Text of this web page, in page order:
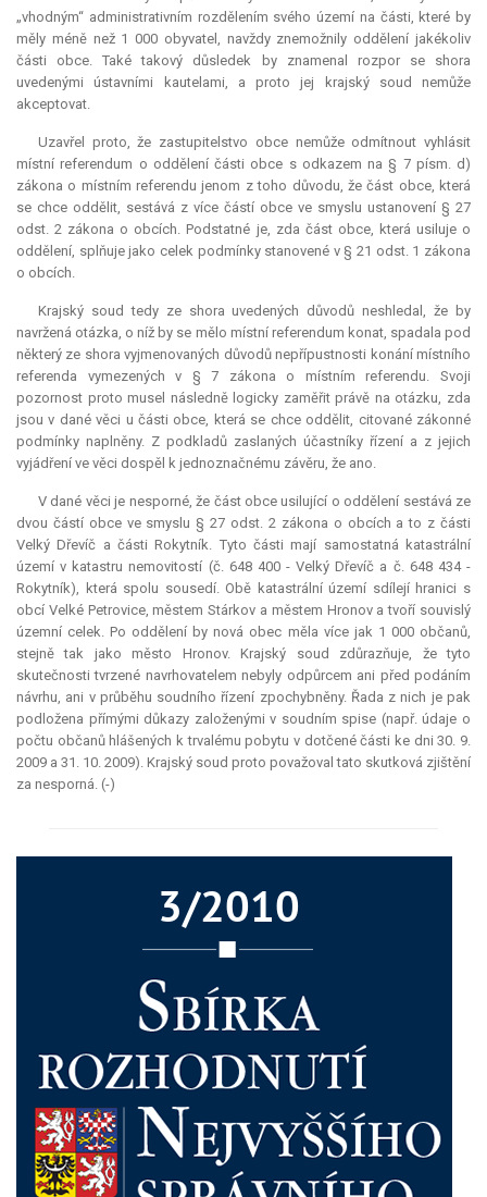
„vhodným“ administrativním rozdělením svého území na části, které by
měly méně než 1 000 obyvatel, navždy znemožnily oddělení jakékoliv
části obce. Také takový důsledek by znamenal rozpor se shora
uvedenými ústavními kautelami, a proto jej krajský soud nemůže
akceptovat.
Uzavřel proto, že zastupitelstvo obce nemůže odmítnout vyhlásit
místníreferendum o oddělení části obce s odkazem na § 7 písm. d)
zákona o místním referendu jenom z toho důvodu, že část obce, která
se chce oddělit, sestává z více částí obce ve smyslu ustanovení § 27
odst. 2 zákona o obcích. Podstatné je, zda část obce, která usiluje o
oddělení, splňuje jako celek podmínky stanovené v § 21 odst. 1 zákona
o obcích.
Krajský soud tedy ze shora uvedených důvodů neshledal, že by
navržená otázka, o níž by se mělo místní referendum konat, spadala pod
některý ze shora vyjmenovaných důvodů nepřípustnosti konání místního
referenda vymezených v § 7 zákona o místním referendu. Svoji
pozornost proto musel následně logicky zaměřit právě na otázku, zda
jsou v dané věci u části obce, která se chce oddělit, citované zákonné
podmínky naplněny. Z podkladů zaslaných účastníky řízení a z jejich
vyjádření ve věci dospěl k jednoznačnému závěru, že ano.
V dané věci je nesporné, že část obce usilující o oddělení sestává ze
dvou částí obce ve smyslu § 27 odst. 2 zákona o obcích a to z části
Velký Dřevíč a části Rokytník. Tyto části mají samostatná katastrální
území v katastru nemovitostí (č. 648 400 - Velký Dřevíč a č. 648 434 -
Rokytník), která spolu sousedí. Obě katastrální území sdílejí hranici s
obcí Velké Petrovice, městem Stárkov a městem Hronov a tvoří souvislý
územní celek. Po oddělení by nová obec měla více jak 1 000 občanů,
stejně tak jako město Hronov. Krajský soud zdůrazňuje, že tyto
skutečnosti tvrzené navrhovatelem nebyly odpůrcem ani před podáním
návrhu, ani v průběhu soudního řízení zpochybněny. Řada z nich je pak
podložena přímými důkazy založenými v soudním spise (např. údaje o
počtu občanů hlášených k trvalému pobytu v dotčené části ke dni 30. 9.
2009 a 31. 10. 2009). Krajský soud proto považoval tato skutková zjištění
za nesporná. (-)